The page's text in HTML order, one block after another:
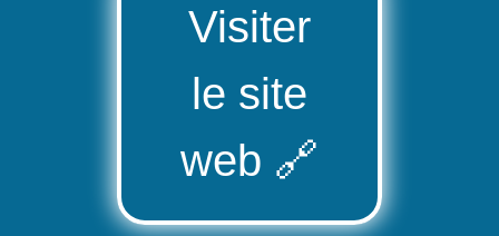
Visiter
le site
web 🔗